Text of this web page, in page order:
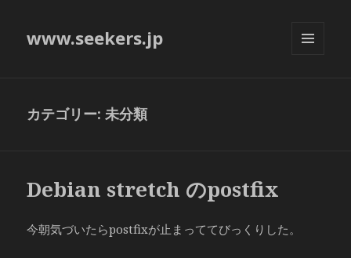
www.seekers.jp
カテゴリー: 未分類
Debian stretch のpostfix
今朝気づいたらpostfixが止まっててびっくりした。